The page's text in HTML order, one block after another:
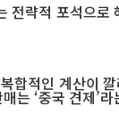
략적 포석으
합적인 계산이
는 ‘중국 견제’